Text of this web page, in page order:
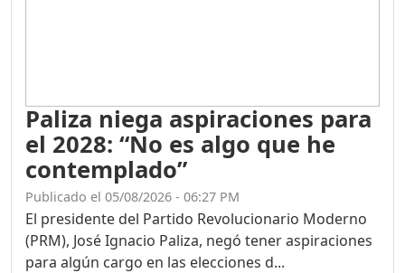
Paliza niega aspiraciones para
el 2028: “No es algo que he
contemplado”
Publicado el 05/08/2026 - 06:27 PM
El presidente del Partido Revolucionario Moderno
(PRM), José Ignacio Paliza, negó tener aspiraciones
para algún cargo en las elecciones d...